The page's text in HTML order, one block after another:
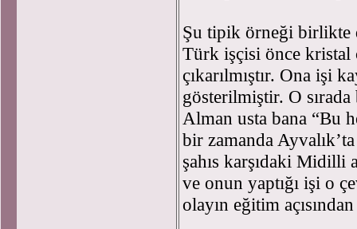
Şu tipik örneği birlikte
Türk işçisi önce kristal
çıkarılmıştır. Ona işi
gösterilmiştir. O
Alman usta bana “Bu
bir zamanda
şahıs karşıdaki Midilli
ve onun yaptığı işi o
olayın eğitim